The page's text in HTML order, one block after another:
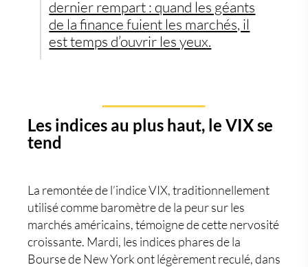
dernier rempart : quand les géants
de la finance fuient les marchés, il
est temps d’ouvrir les yeux.
Les indices au plus haut, le VIX se
tend
La remontée de l’indice VIX, traditionnellement
utilisé comme baromètre de la peur sur les
marchés américains, témoigne de cette nervosité
croissante. Mardi, les indices phares de la
Bourse de New York ont légèrement reculé, dans